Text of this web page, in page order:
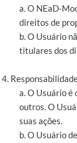
a. O NEaD-
direitos de
b. O Usuário
titulares dos
4.
a. O Usuário é
outros. O
suas ações.
b. O Usuário